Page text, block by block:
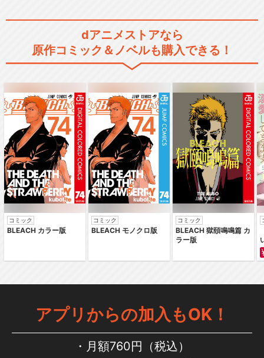
dアニメストアなら
原作コミック＆ノベルも購入できる！
コミック
BLEACH カラー版
コミック
BLEACH モノクロ版
コミック
BLEACH 獄頤鳴鳴篇 カ
ラー版
アプリからの加入もOK！
月額760円（税込）